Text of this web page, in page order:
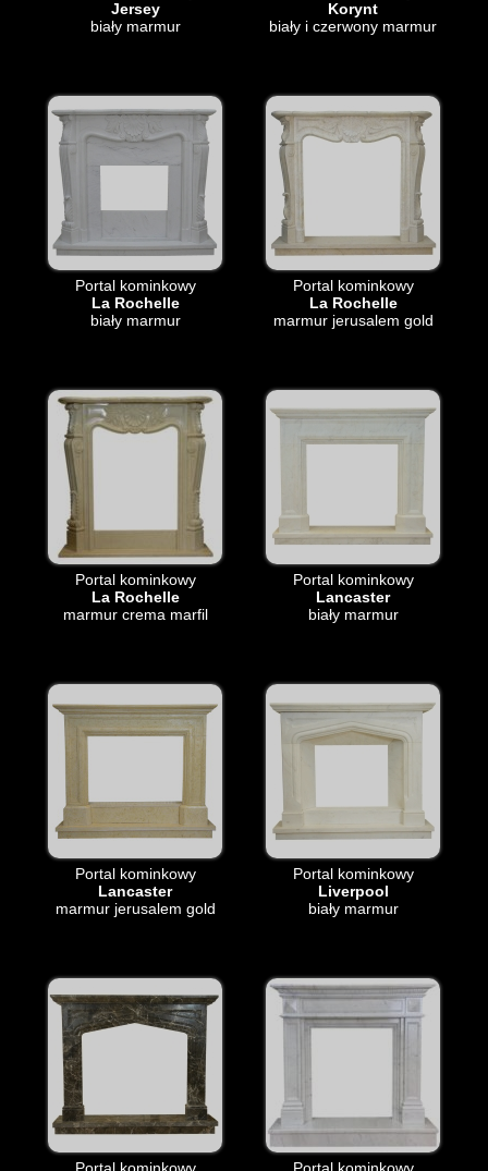
Jersey
biały marmur
Korynt
biały i czerwony marmur
Portal kominkowy
La Rochelle
biały marmur
Portal kominkowy
La Rochelle
marmur jerusalem gold
Portal kominkowy
La Rochelle
marmur crema marfil
Portal kominkowy
Lancaster
biały marmur
Portal kominkowy
Lancaster
marmur jerusalem gold
Portal kominkowy
Liverpool
biały marmur